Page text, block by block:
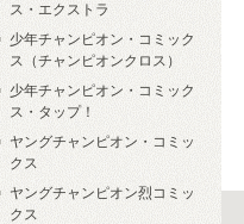
ス・エクストラ
少年チャンピオン・コミック
ス（チャンピオンクロス）
少年チャンピオン・コミック
ス・タップ！
ヤングチャンピオン・コミッ
クス
ヤングチャンピオン烈コミッ
クス